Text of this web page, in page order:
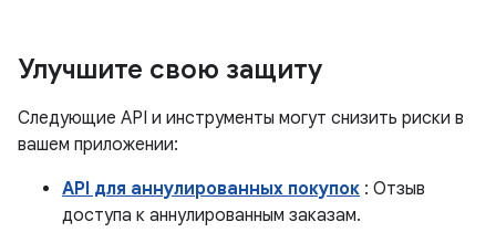
Улучшите свою защиту
Следующие API и инструменты могут снизить риски в
вашем приложении:
API для аннулированных покупок : Отзыв
доступа к аннулированным заказам.